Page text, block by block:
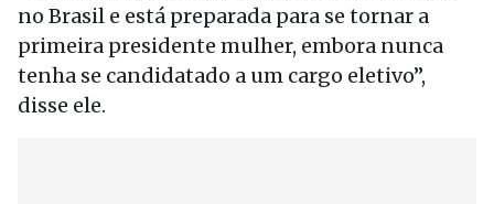
no Brasil e está preparada para se tornar a
primeira presidente mulher, embora nunca
tenha se candidatado a um cargo eletivo”,
disse ele.